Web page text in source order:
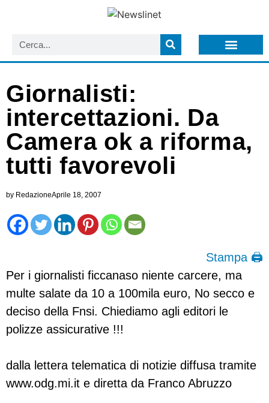
Giornalisti:
intercettazioni. Da
Camera ok a riforma,
tutti favorevoli
by RedazioneAprile 18, 2007
Stampa 🖨
Per i giornalisti ficcanaso niente carcere, ma
multe salate da 10 a 100mila euro, No secco e
deciso della Fnsi. Chiediamo agli editori le
polizze assicurative !!!
dalla lettera telematica di notizie diffusa tramite
www.odg.mi.it e diretta da Franco Abruzzo